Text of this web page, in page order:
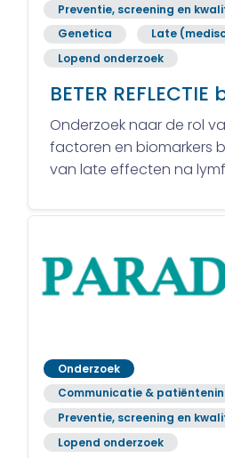
Preventie, screening en
Genetica
Late
Lopend onderzoek
BETER
Onderzoek naar de rol
factoren en biomarkers
van late effecten na
Onderzoek
Communicatie &
Preventie, screening en
Lopend onderzoek